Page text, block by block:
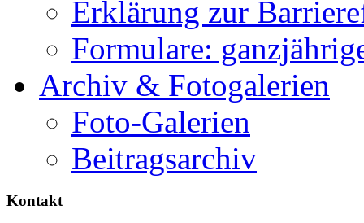
Erklärung zur
Formulare:
Archiv & Fotogalerien
Foto-Galerien
Beitragsarchiv
Kontakt